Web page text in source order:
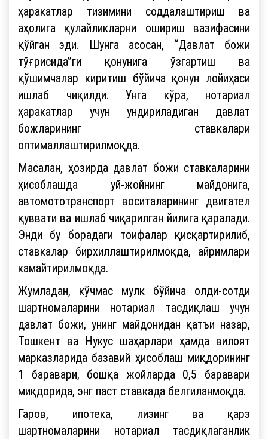
ҳаракатлар тизимини соддалаштириш ва
аҳолига қулайликларни ошириш вазифасини
қўйган эди. Шунга асосан, “Давлат божи
тўғрисида”ги қонунига ўзгартиш ва
қўшимчалар киритиш бўйича қонун лойиҳаси
ишлаб чиқилди. Унга кўра, нотариал
ҳаракатлар учун ундириладиган давлат
божларининг ставкалари
оптималлаштирилмоқда.
Масалан, ҳозирда давлат божи ставкаларини
ҳисоблашда уй-жойнинг майдонига,
автомототранспорт воситаларининг двигател
қуввати ва ишлаб чиқарилган йилига қаралади.
Энди бу борадаги тоифалар қисқартирилиб,
ставкалар бирхиллаштирилмоқда, айримлари
камайтирилмоқда.
Жумладан, кўчмас мулк бўйича олди-сотди
шартномаларини нотариал тасдиқлаш учун
давлат божи, унинг майдонидан қатъи назар,
Тошкент ва Нукус шаҳарлари ҳамда вилоят
марказларида базавий ҳисоблаш миқдорининг
1 баравари, бошқа жойларда 0,5 баравари
миқдорида, энг паст ставкада белгиланмоқда.
Гаров, ипотека, лизинг ва қарз
шартномаларини нотариал тасдиқлаганлик